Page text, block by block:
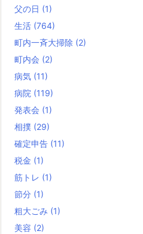
父の日 (1)
生活 (764)
町内一斉大掃除 (2)
町内会 (2)
病気 (11)
病院 (119)
発表会 (1)
相撲 (29)
確定申告 (11)
税金 (1)
筋トレ (1)
節分 (1)
粗大ごみ (1)
美容 (2)